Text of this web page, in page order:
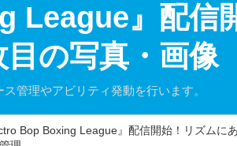
League』配信
の写真・画像
管理やアビリティ発動を行います。